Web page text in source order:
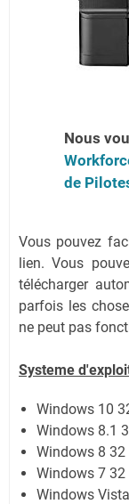
Nous
de
Vous pouvez
lien. Vous
télécharger
parfois les
ne peut pas
Systeme
Windows 10
Windows 8.1
Windows 8 32
Windows 7 32
Windows